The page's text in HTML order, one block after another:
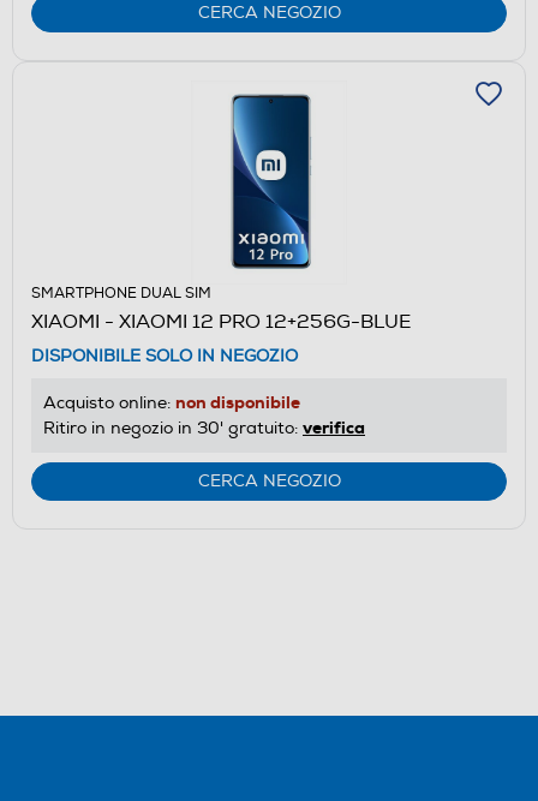
CERCA NEGOZIO
SMARTPHONE DUAL SIM
XIAOMI - XIAOMI 12 PRO 12+256G-BLUE
DISPONIBILE SOLO IN NEGOZIO
Acquisto online: non disponibile
Ritiro in negozio in 30' gratuito: verifica
CERCA NEGOZIO